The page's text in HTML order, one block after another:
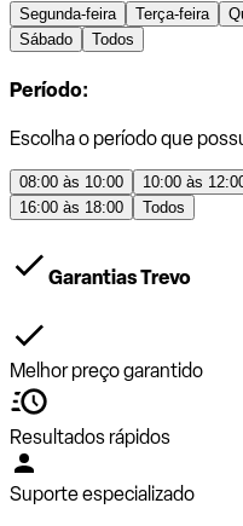
Segunda-feira Terça-feira
Sábado
Todos
Período:
Escolha o período que
08:00 às 10:00 10:00 às
16:00 às 18:00
Todos
Garantias Trevo
Melhor preço garantido
Resultados rápidos
Suporte especializado